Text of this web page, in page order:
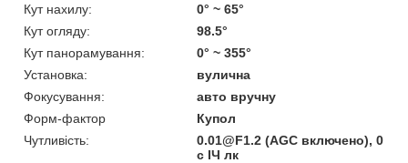
Кут нахилу:
0° ~ 65°
Кут огляду:
98.5°
Кут панорамування:
0° ~ 355°
Установка:
вулична
Фокусування:
авто вручну
Форм-фактор
Купол
Чутливість:
0.01@F1.2 (AGC включено), 0
с ІЧ лк